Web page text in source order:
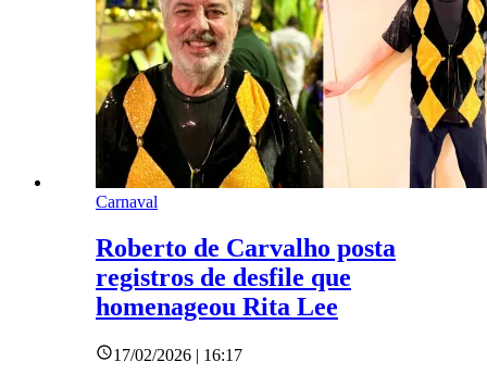
Carnaval
Roberto de Carvalho posta
registros de desfile que
homenageou Rita Lee
17/02/2026 | 16:17